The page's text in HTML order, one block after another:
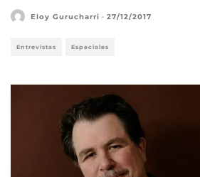
Eloy Gurucharri · 27/12/2017
Entrevistas Especiales